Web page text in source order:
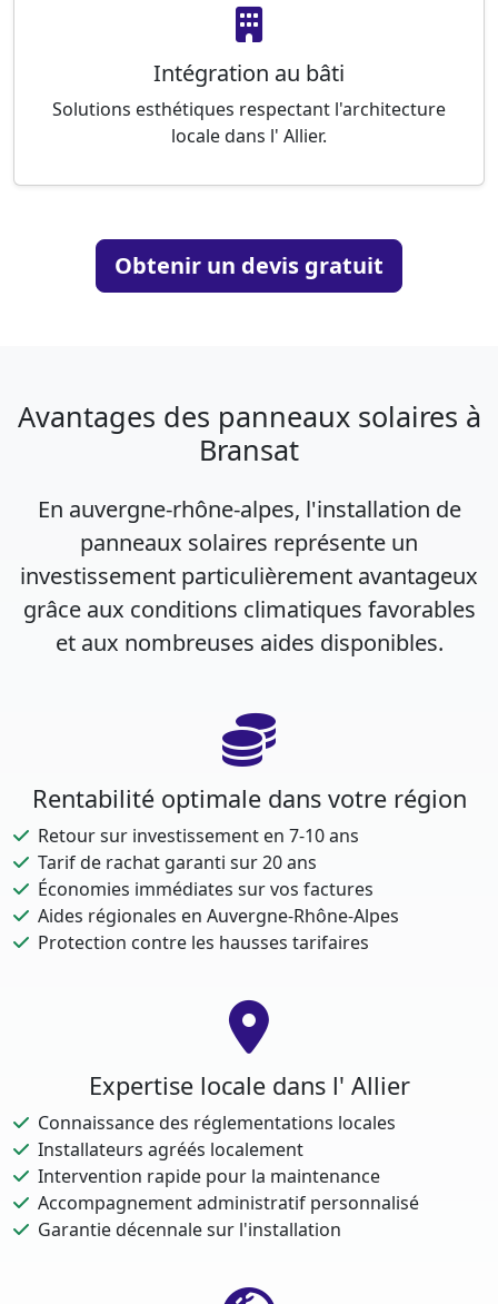
Intégration au bâti
Solutions esthétiques respectant l'architecture
locale dans l' Allier.
Obtenir un devis gratuit
Avantages des panneaux solaires à
Bransat
En auvergne-rhône-alpes, l'installation de
panneaux solaires représente un
investissement particulièrement avantageux
grâce aux conditions climatiques favorables
et aux nombreuses aides disponibles.
Rentabilité optimale dans votre région
Retour sur investissement en 7-10 ans
Tarif de rachat garanti sur 20 ans
Économies immédiates sur vos factures
Aides régionales en Auvergne-Rhône-Alpes
Protection contre les hausses tarifaires
Expertise locale dans l' Allier
Connaissance des réglementations locales
Installateurs agréés localement
Intervention rapide pour la maintenance
Accompagnement administratif personnalisé
Garantie décennale sur l'installation